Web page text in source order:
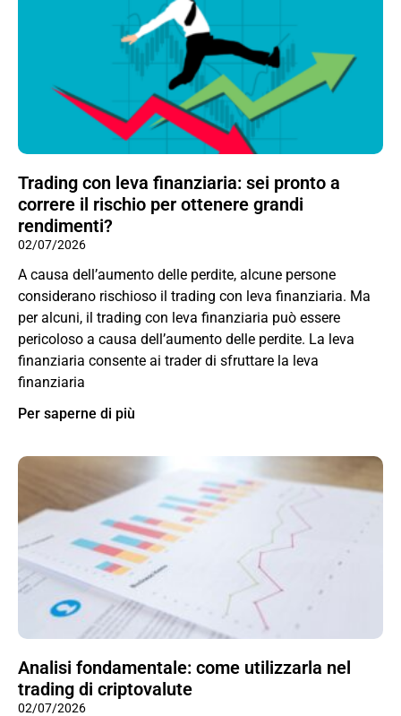
Trading con leva finanziaria: sei pronto a
correre il rischio per ottenere grandi
rendimenti?
02/07/2026
A causa dell’aumento delle perdite, alcune persone
considerano rischioso il trading con leva finanziaria. Ma
per alcuni, il trading con leva finanziaria può essere
pericoloso a causa dell’aumento delle perdite. La leva
finanziaria consente ai trader di sfruttare la leva
finanziaria
Per saperne di più
Analisi fondamentale: come utilizzarla nel
trading di criptovalute
02/07/2026